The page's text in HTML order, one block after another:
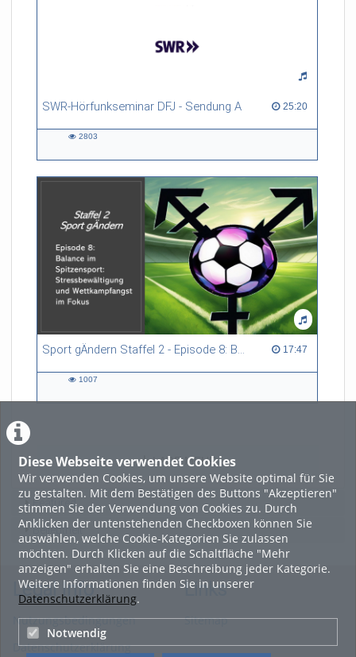
Diese Webseite verwendet Cookies
Wir verwenden Cookies, um unsere Website optimal für Sie
zu gestalten. Mit dem Bestätigen des Buttons "Akzeptieren"
stimmen Sie der Verwendung von Cookies zu. Durch
Anklicken der untenstehenden Checkboxen können Sie
auswählen, welche Cookie-Kategorien Sie zulassen
möchten. Durch Klicken auf die Schaltfläche "Mehr
anzeigen" erhalten Sie eine Beschreibung jeder Kategorie.
Weitere Informationen finden Sie in unserer
Datenschutzerklärung.
Notwendig
SWR-Hörfunkseminar DFJ - Sendung A 25:20
25:20 duration
2803
Sport gÄndern Staffel 2 - Episode 8: Balance im Spitzensport: Stressbewältigung und Wettkampfangst im Fokus 17:47
17:47 duration
1007
LADE MEHR
Featured
Beliebtheit
Legal Info
Nutzungsbedingungen
Datenschutzerklärung
Links
Sitemap